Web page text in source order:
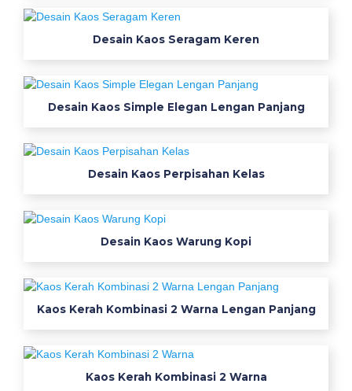
Desain Kaos Seragam Keren
Desain Kaos Simple Elegan Lengan Panjang
Desain Kaos Perpisahan Kelas
Desain Kaos Warung Kopi
Kaos Kerah Kombinasi 2 Warna Lengan Panjang
Kaos Kerah Kombinasi 2 Warna